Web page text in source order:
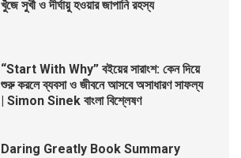
খুঁজে সুখী ও দীর্ঘায়ু হওয়ার জাপানি রহস্য
“Start With Why” বইয়ের সারাংশ: কেন দিয়ে
শুরু করলে ব্যবসা ও জীবনে আসবে অসাধারণ সাফল্য
| Simon Sinek বাংলা বিশ্লেষণ
Daring Greatly Book Summary